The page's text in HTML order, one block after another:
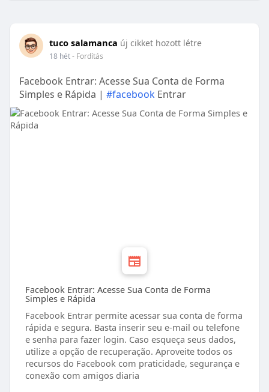
tuco salamanca új cikket hozott létre
18 hét- Fordítás
Facebook Entrar: Acesse Sua Conta de Forma
Simples e Rápida | #facebookEntrar
Facebook Entrar: Acesse Sua Conta de Forma
Simples e Rápida
Facebook Entrar permite acessar sua conta de forma
rápida e segura. Basta inserir seu e-mail ou telefone
e senha para fazer login. Caso esqueça seus dados,
utilize a opção de recuperação. Aproveite todos os
recursos do Facebook com praticidade, segurança e
conexão com amigos diaria